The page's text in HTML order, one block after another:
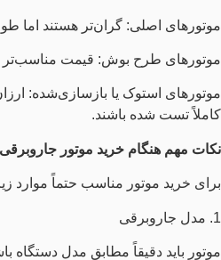
موتورهای اصلی: گران‌تر هستند اما
موتورهای طرح بوش: قیمت مناسب‌تر
موتورهای استوک یا بازسازی‌شده:
کاملاً تست شده باشند.
نکات مهم هنگام خرید موتور
برای خرید موتور مناسب حتماً موارد
1. مدل جاروبرقی
موتور باید دقیقاً مطابق مدل دستگاه